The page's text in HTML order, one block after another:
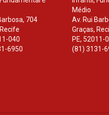
704
040
6950
Médio
Av. Rui
Graças,
PE, 52011-
(81) 3131-